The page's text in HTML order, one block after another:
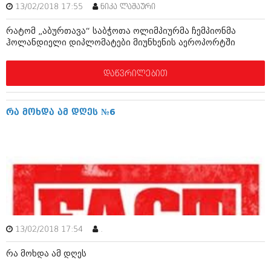
ნოემბერი 2017 (212)
სექტემბერი 2017 (261)
აგვისტო 2017 (212)
ივლისი 2017 (233)
ივნისი 2017 (265)
მაისი 2017 (216)
მარტი 2017 (212)
ოქტომბერი 2016 (257)
სექტემბერი 2016 (224)
აგვისტო 2016 (258)
ივლისი 2016 (211)
ივნისი 2016 (221)
მაისი 2016 (261)
აპრილი 2016 (215)
მარტი 2016 (200)
13/02/2018 17:55 ნიკა ლაშაური
რატომ „აბურთავა“ საბჭოთა ოლიმპიურმა ჩემპიონმა
ჰოლანდიელი დიპლომატები მიუნხენის აეროპორტში
დაწვრილებით
რა მოხდა ამ დღეს №6
13/02/2018 17:54 .
რა მოხდა ამ დღეს